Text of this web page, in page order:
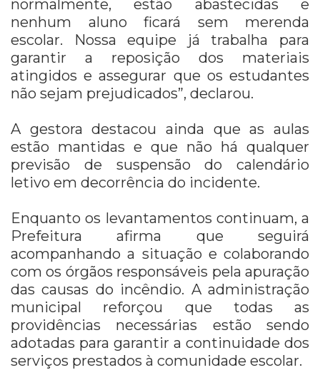
normalmente, estão abastecidas e
nenhum aluno ficará sem merenda
escolar. Nossa equipe já trabalha para
garantir a reposição dos materiais
atingidos e assegurar que os estudantes
não sejam prejudicados”, declarou.
A gestora destacou ainda que as aulas
estão mantidas e que não há qualquer
previsão de suspensão do calendário
letivo em decorrência do incidente.
Enquanto os levantamentos continuam, a
Prefeitura afirma que seguirá
acompanhando a situação e colaborando
com os órgãos responsáveis pela apuração
das causas do incêndio. A administração
municipal reforçou que todas as
providências necessárias estão sendo
adotadas para garantir a continuidade dos
serviços prestados à comunidade escolar.